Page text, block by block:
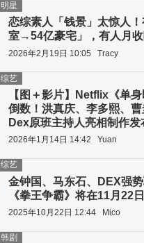
恋综素人「钱景」太惊人
室→54亿豪宅」，有人月
明星
2026年2月19日 10:05 Tracy
【图＋影片】Netflix《单
倒数！洪真庆、李多熙、曹
Dex原班主持人亮相制作发
综艺
2026年1月14日 14:42 Yuan
金钟国、马东石、DEX强
《拳王争霸》将在11月22
综艺
2025年10月22日 12:44 Mico
韩剧